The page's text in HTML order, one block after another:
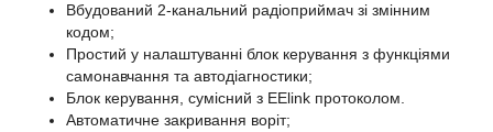
Вбудований 2-канальний радіоприймач зі змінним
кодом;
Простий у налаштуванні блок керування з функціями
самонавчання та автодіагностики;
Блок керування, сумісний з EElink протоколом.
Автоматичне закривання воріт;